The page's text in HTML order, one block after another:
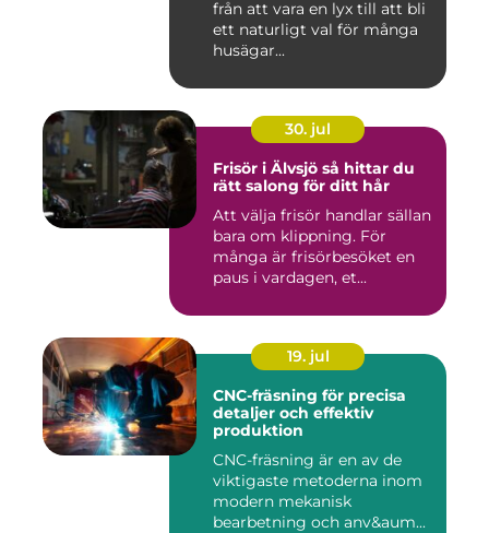
från att vara en lyx till att bli
ett naturligt val för många
husägar...
30. jul
Frisör i Älvsjö så hittar du
rätt salong för ditt hår
Att välja frisör handlar sällan
bara om klippning. För
många är frisörbesöket en
paus i vardagen, et...
19. jul
CNC-fräsning för precisa
detaljer och effektiv
produktion
CNC-fräsning är en av de
viktigaste metoderna inom
modern mekanisk
bearbetning och anv&aum...